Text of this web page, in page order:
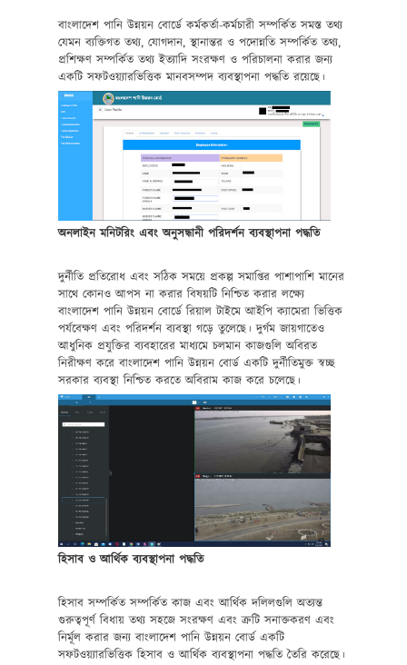
বাংলাদেশ পানি উন্নয়ন বোর্ডে কর্মকর্তা-কর্মচারী সম্পর্কিত সমস্ত তথ্য
যেমন ব্যক্তিগত তথ্য, যোগদান, স্থানান্তর ও পদোন্নতি সম্পর্কিত তথ্য,
প্রশিক্ষণ সম্পর্কিত তথ্য ইত্যাদি সংরক্ষণ ও পরিচালনা করার জন্য
একটি সফটওয়্যারভিত্তিক মানবসম্পদ ব্যবস্থাপনা পদ্ধতি রয়েছে।
অনলাইন মনিটরিং এবং অনুসন্ধানী পরিদর্শন ব্যবস্থাপনা পদ্ধতি
দুর্নীতি প্রতিরোধ এবং সঠিক সময়ে প্রকল্প সমাপ্তির পাশাপাশি মানের
সাথে কোনও আপস না করার বিষয়টি নিশ্চিত করার লক্ষ্যে
বাংলাদেশ পানি উন্নয়ন বোর্ডে রিয়াল টাইমে আইপি ক্যামেরা ভিত্তিক
পর্যবেক্ষণ এবং পরিদর্শন ব্যবস্থা গড়ে তুলেছে। দুর্গম জায়গাতেও
আধুনিক প্রযুক্তির ব্যবহারের মাধ্যমে চলমান কাজগুলি অবিরত
নিরীক্ষণ করে বাংলাদেশ পানি উন্নয়ন বোর্ড একটি দুর্নীতিমুক্ত স্বচ্ছ
সরকার ব্যবস্থা নিশ্চিত করতে অবিরাম কাজ করে চলেছে।
হিসাব ও আর্থিক ব্যবস্থাপনা পদ্ধতি
হিসাব সম্পর্কিত সম্পর্কিত কাজ এবং আর্থিক দলিলগুলি অত্যন্ত
গুরুত্বপূর্ণ বিধায় তথ্য সহজে সংরক্ষণ এবং ত্রুটি সনাক্তকরণ এবং
নির্মূল করার জন্য বাংলাদেশ পানি উন্নয়ন বোর্ড একটি
সফটওয়্যারভিত্তিক হিসাব ও আর্থিক ব্যবস্থাপনা পদ্ধতি তৈরি করেছে।